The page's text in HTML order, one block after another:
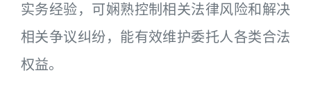
实务经验，可娴熟控制相关法律风险和解决
相关争议纠纷，能有效维护委托人各类合法
权益。